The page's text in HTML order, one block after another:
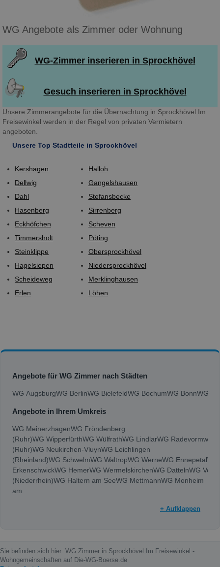
WG Angebote als Zimmer oder Wohnung
WG-Zimmer inserieren in Sprockhövel
Gesuch inserieren in Sprockhövel
Unsere Zimmerangebote für die Übernachtung in Sprockhövel Im
Freisewinkel werden in der Regel von privaten Vermietern
angeboten.
Unsere Top Stadtteile in Sprockhövel
Kershagen
Dellwig
Dahl
Hasenberg
Eckhöfchen
Timmersholt
Steinklippe
Hagelsiepen
Scheideweg
Erlen
Halloh
Gangelshausen
Stefansbecke
Sirrenberg
Scheven
Pöting
Obersprockhövel
Niedersprockhövel
Merklinghausen
Löhen
Angebote für WG Zimmer nach Städten
WG AugsburgWG BerlinWG BielefeldWG BochumWG BonnWG
Angebote in Ihrem Umkreis
WG MeinerzhagenWG Fröndenberg
(Ruhr)WG WipperfürthWG WülfrathWG LindlarWG Radevormwald
(Ruhr)WG Neukirchen-VluynWG Leichlingen
(Rheinland)WG SchwelmWG WaltropWG WerneWG Ennepetal
ErkenschwickWG HemerWG WermelskirchenWG DattelnWG
(Niederrhein)WG Haltern am SeeWG MettmannWG Monheim
am
WG MeerbuschWG Unna
an der
RuhrWG Hagen WG OberhausenWG Krefeld
+ Aufklappen
Sie befinden sich hier: WG Zimmer in Sprockhövel Im Freisewinkel -
Wohngemeinschaften auf Die-WG-Boerse.de